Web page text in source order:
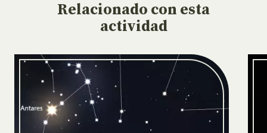
Relacionado con esta
actividad